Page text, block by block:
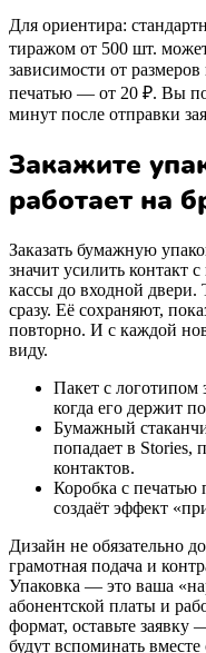
Для ориентира:
тиражом от 500 шт.
зависимости от
печатью — от 20 ₽. Вы
минут после отправки
Закажите
работает на
Заказать бумажную
значит усилить контакт
кассы до входной двери.
сразу. Её сохраняют,
повторно. И с каждой
виду.
Пакет с логотипом
когда его держит
Бумажный
попадает в Stories,
контактов.
Коробка с
создаёт эффект
Дизайн не обязательно
грамотная подача и
Упаковка — это ваша
абонентской платы и
формат, оставьте
будут вспоминать